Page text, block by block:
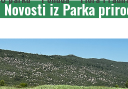
Novosti iz Parka